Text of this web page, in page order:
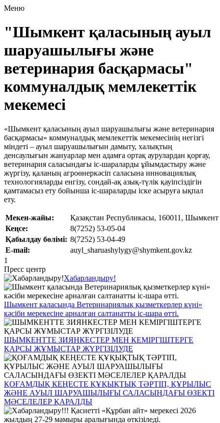
Меню
"Шымкент қаласының ауыл
шаруашылығы және
ветеринария басқармасы"
коммуналдық мемлекеттік
мекемесі
«Шымкент қаласының ауыл шаруашылығы және ветеринария
басқармасы» коммуналдық мемлекеттік мекемесінің негізгі
міндеті – ауыл шаруашылығын дамыту, халықтың
денсаулығын жануарлар мен адамға ортақ аурулардан қорғау,
ветеринария саласындағы іс-шараларды ұйымдастыру және
жүргізу, қаланың агроөнеркәсіп саласына инновациялық
технологияларды енгізу, сондай-ақ азық-түлік қауіпсіздігін
қамтамасыз ету бойынша іс-шараларды іске асыруға ықпал
ету.
Мекен-жайы:
Қазақстан Республикасы, 160011,
Кеңсе:
8(7252) 53-05-04
Қабылдау бөлімі: 8(7252) 53-04-49
E-mail:
auyl_sharuashylygy@shymkent.gov.kz
1
Пресс центр
Хабарландыру!
Шымкент қаласында Ветеринариялық қызметкерлер күні»
кәсіби мерекесіне арналған салтанатты іс-шара өтті.
ШЫМКЕНТТЕ ЗИЯНКЕСТЕР МЕН КЕМІРГІШТЕРГЕ
ҚАРСЫ ЖҰМЫСТАР ЖҮРГІЗІЛУДЕ
ҚОҒАМДЫҚ КЕҢЕСТЕ ҚҰҚЫҚТЫҚ ТӘРТІП, ҚҰРЫЛЫС
ЖӘНЕ АУЫЛ ШАРУАШЫЛЫҒЫ САЛАСЫНДАҒЫ ӨЗЕКТІ
МӘСЕЛЕЛЕР ҚАРАЛДЫ